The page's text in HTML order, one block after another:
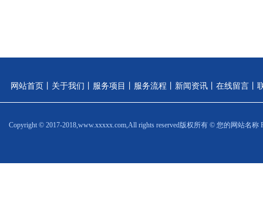
网站首页 关于我们 服务项目 服务流程 新闻资讯 在线留言
Copyright © 2017-2018,www.xxxxx.com,All rights reserved版权所有 © 您的网站名称